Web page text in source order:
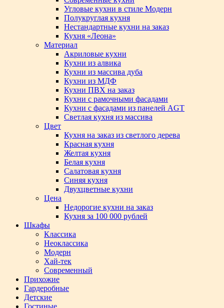
Угловые кухни в стиле Модерн
Полукруглая кухня
Нестандартные кухни на заказ
Кухня «Леона»
Материал
Акриловые кухни
Кухни из алвика
Кухни из массива дуба
Кухни из МДФ
Кухни ПВХ на заказ
Кухни с рамочными фасадами
Кухни с фасадами из панелей AGT
Светлая кухня из массива
Цвет
Кухня на заказ из светлого дерева
Красная кухня
Желтая кухня
Белая кухня
Салатовая кухня
Синяя кухня
Двухцветные кухни
Цена
Недорогие кухни на заказ
Кухня за 100 000 рублей
Шкафы
Классика
Неоклассика
Модерн
Хай-тек
Современный
Прихожие
Гардеробные
Детские
Гостиные